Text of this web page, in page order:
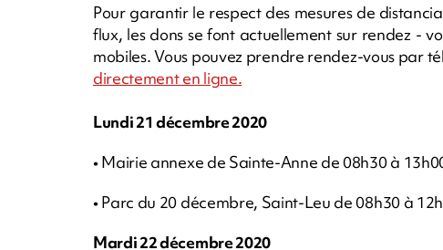
Pour garantir le respect des mesures de
flux, les dons se font actuellement sur rendez -
mobiles. Vous pouvez prendre rendez-vous par
directement en ligne.
Lundi 21 décembre 2020
• Mairie annexe de Sainte-Anne de 08h30 à
• Parc du 20 décembre, Saint-Leu de 08h30 à
Mardi 22 décembre 2020